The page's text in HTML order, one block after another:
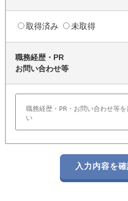
取得済み 未取得
職務経歴・PR
お問い合わせ等